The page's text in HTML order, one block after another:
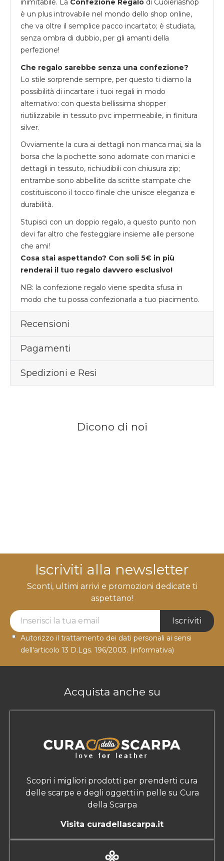
inimitabile. La Confezione Regalo di Cuoieriashop
è un plus introvabile nel mondo dello shop online,
che va oltre il semplice pacco incartato; è studiata,
senza ombra di dubbio, per gli amanti della
perfezione!
Che regalo sarebbe senza una confezione?
Lo stile sorprende sempre, per questo ti diamo la
possibilità di incartare i tuoi regali in modo
alternativo: con questa bellissima shopper
riutilizzabile in tessuto pvc impermeabile, in finitura
silver.
Ovviamente la cura ai dettagli non manca mai, sia la
borsa che la pochette sono adornate con manici e
dettagli in tessuto, richiudibili con chiusura zip;
entrambe sono abbellite da scritte stampate che
costituiscono il tocco finale che unisce eleganza e
durabilità.
Stupisci con un doppio regalo, a questo punto non
devi far altro che festeggiare insieme alle persone
che ami!
Cosa stai aspettando? Con soli 5€ in più
renderai il tuo regalo davvero esclusivo!
NB: la confezione regalo viene spedita sfusa in
modo che tu possa confezionarla a tuo piacimento.
Recensioni
Pagamenti
Spedizioni e Resi
Dicono di noi
Iscriviti alla newsletter
Sconti, ultimi arrivi e promozioni dedicate ti
aspettano!
Newsletter Label
Iscriviti
Autorizzo il trattamento dei dati personali ai sensi
dell'articolo 13 D.Lgs. 196/2003. (informativa)
Acquista anche su
Scopri i migliori prodotti per prenderti cura
delle scarpe e degli oggetti in pelle su Cura
della Scarpa
Visita curadellascarpa.it